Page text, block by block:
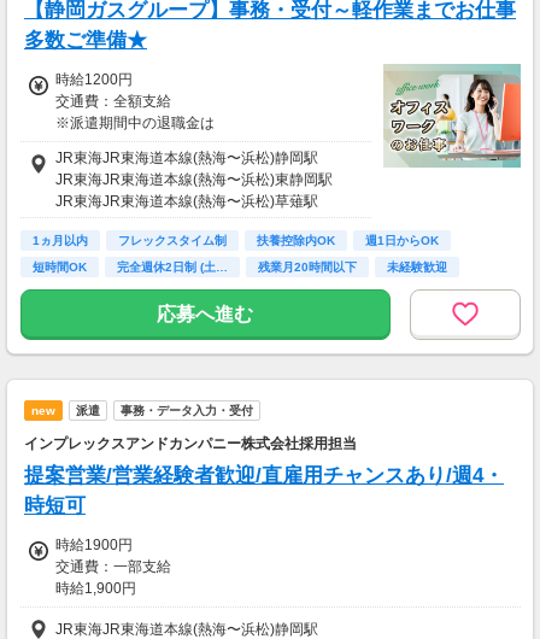
【静岡ガスグループ】事務・受付～軽作業までお仕事
多数ご準備★
時給1200円
交通費：全額支給
※派遣期間中の退職金は
時給に含まれております。
希望収入に合わせて勤務出来ます☆
・未経験・ブランクOK◎
・社員登用を目指せる◎
・色々なジャンルのお仕事×いろいろな場所
料理教室の先生・化粧品製造
品質管理・ガスの点検・ルート営業 など
あなたに合ったお仕事をご紹介♪
なんでも相談に乗ります！！！
話だけ聞いてみたい方もお気軽に！
会社の福利厚生としてご活用いただけます。
■忌引休暇
JR東海JR東海道本線(熱海〜浜松)静岡駅
JR東海JR東海道本線(熱海〜浜松)東静岡駅
JR東海JR東海道本線(熱海〜浜松)草薙駅
1ヵ月以内 フレックスタイム制 扶養控除内OK
週1日からOK
短時間OK
完全週休2日制 (土… 残業月20時間以下
未経験歓迎
新卒・第二新卒歓迎
応募へ進む
new 派遣 事務・データ入力・受付
インプレックスアンドカンパニー株式会社採用担当
提案営業/営業経験者歓迎/直雇用チャンスあり/週4・
時短可
時給1900円
交通費：一部支給
時給1,900円
通勤交通費別支給（上限規定あり）
JR東海JR東海道本線(熱海〜浜松)静岡駅